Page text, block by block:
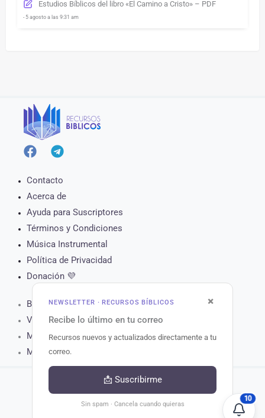
Estudios Bíblicos del libro «El Camino a Cristo» – PDF
- 5 agosto a las 9:31 am
×
NEWSLETTER · RECURSOS BÍBLICOS
Recibe lo último en tu correo
Recursos nuevos y actualizados directamente a tu
correo.
📩 Suscribirme
Sin spam · Cancela cuando quieras
Contacto
Acerca de
Ayuda para Suscriptores
Términos y Condiciones
Música Instrumental
Política de Privacidad
Donación 💜
Biblia Online
Versículo del Día
Muro de Oración
Matutina para Hoy
Copyright © 2026 Recursos Bíblicos. 10